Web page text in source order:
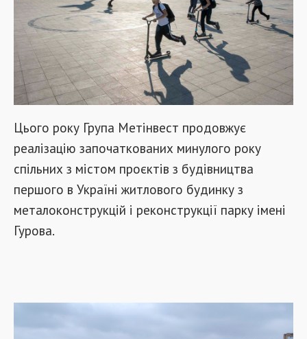
Цього року Група Метінвест продовжує
реалізацію започаткованих минулого року
спільних з містом проєктів з будівництва
першого в Україні житлового будинку з
металоконструкцій і реконструкції парку імені
Гурова.